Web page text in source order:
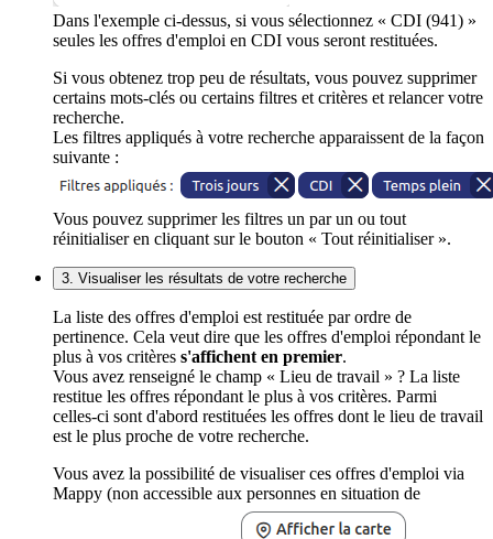
Dans l'exemple ci-dessus, si vous sélectionnez « CDI (941) »
seules les offres d'emploi en CDI vous seront restituées.
Si vous obtenez trop peu de résultats, vous pouvez supprimer
certains mots-clés ou certains filtres et critères et relancer votre
recherche.
Les filtres appliqués à votre recherche apparaissent de la façon
suivante :
Vous pouvez supprimer les filtres un par un ou tout
réinitialiser en cliquant sur le bouton « Tout réinitialiser ».
3. Visualiser les résultats de votre recherche
La liste des offres d'emploi est restituée par ordre de
pertinence. Cela veut dire que les offres d'emploi répondant le
plus à vos critères s'affichent en premier.
Vous avez renseigné le champ « Lieu de travail » ? La liste
restitue les offres répondant le plus à vos critères. Parmi
celles-ci sont d'abord restituées les offres dont le lieu de travail
est le plus proche de votre recherche.
Vous avez la possibilité de visualiser ces offres d'emploi via
Mappy (non accessible aux personnes en situation de